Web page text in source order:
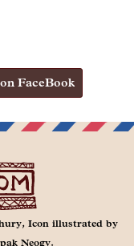
FaceBook
Icon illustrated by
Neogy.